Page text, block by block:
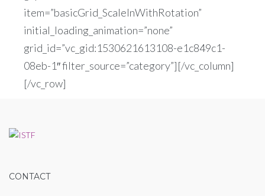
item=”basicGrid_ScaleInWithRotation”
initial_loading_animation=”none”
grid_id=”vc_gid:1530621613108-e1c849c1-
08eb-1″ filter_source=”category”][/vc_column]
[/vc_row]
CONTACT